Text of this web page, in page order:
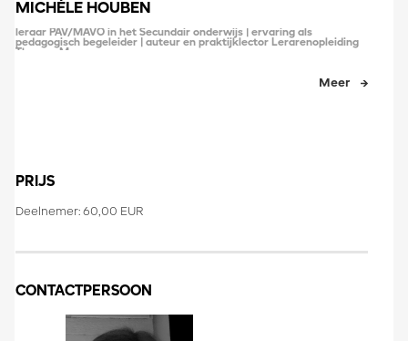
MICHÈLE HOUBEN
leraar PAV/MAVO in het Secundair onderwijs | ervaring als
pedagogisch begeleider | auteur en praktijklector Lerarenopleiding
Thomas More
Meer
PRIJS
Deelnemer: 60,00 EUR
CONTACTPERSOON